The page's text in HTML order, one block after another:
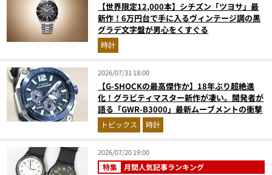
【世界限定12,000本】シチズン「ツヨサ」最
新作！6万円台で手に入るヴィンテージ調の黒
グラデ文字盤が男心をくすぐる
時計
2026/07/31 18:00
【G-SHOCKの最高傑作か】18年ぶり超絶進
化！グラビティマスター新作が凄い。開発者が
語る「GWR-B3000」最新ムーブメントの衝撃
トピックス 時計
2026/07/20 19:00
特集 月間人気記事ランキング